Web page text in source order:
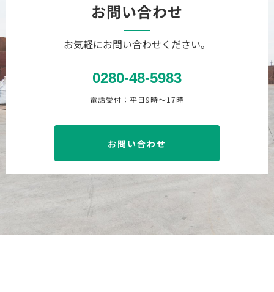
お問い合わせ
お気軽にお問い合わせください。
0280-48-5983
電話受付：平日9時〜17時
お問い合わせ